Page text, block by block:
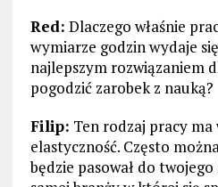
Red: Dlaczego właśnie
wymiarze godzin wydaje
najlepszym rozwiązaniem
pogodzić zarobek z nauką?
Filip: Ten rodzaj pracy
elastyczność. Często
będzie pasował do